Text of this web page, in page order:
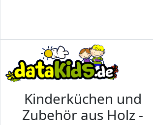
Kinderküchen und
Zubehör aus Holz -